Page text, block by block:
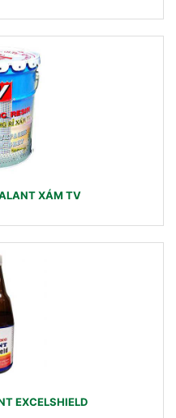
XÁM TV
EXCELSHIELD